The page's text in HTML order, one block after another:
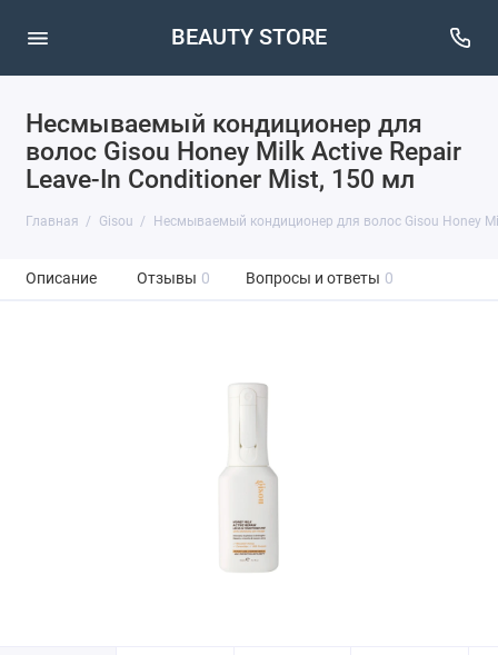
BEAUTY STORE
Несмываемый кондиционер для
волос Gisou Honey Milk Active Repair
Leave-In Conditioner Mist, 150 мл
Главная Gisou Несмываемый кондиционер для волос Gisou Honey
Описание Отзывы 0 Вопросы и ответы 0